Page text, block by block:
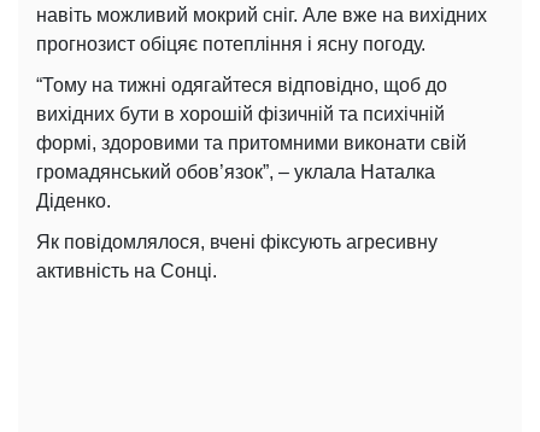
навіть можливий мокрий сніг. Але вже на вихідних
прогнозист обіцяє потепління і ясну погоду.
“Тому на тижні одягайтеся відповідно, щоб до
вихідних бути в хорошій фізичній та психічній
формі, здоровими та притомними виконати свій
громадянський обов’язок”, – уклала Наталка
Діденко.
Як повідомлялося, вчені фіксують агресивну
активність на Сонці.